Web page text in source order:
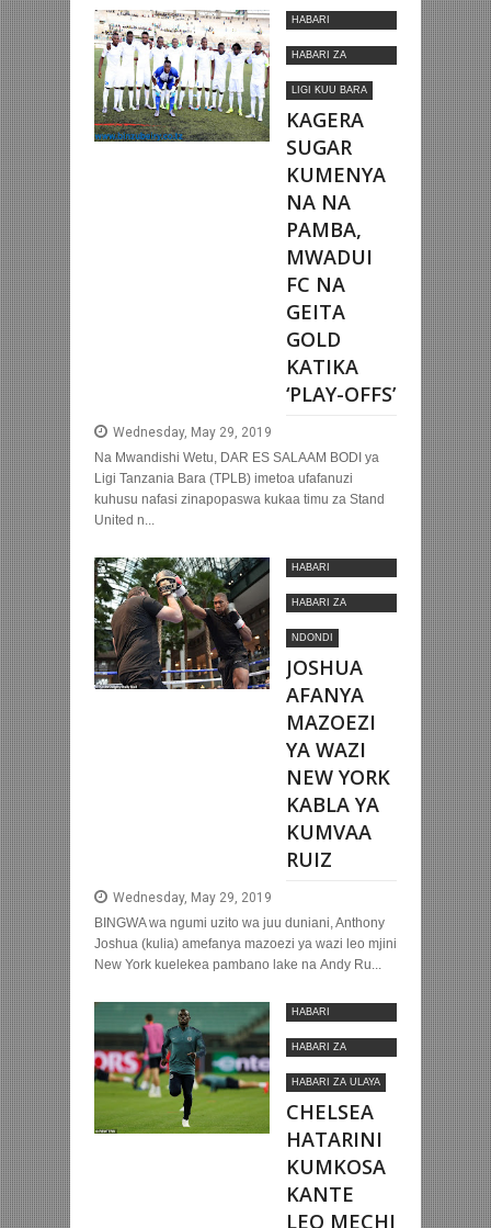
HABARI
HABARI ZA
LIGI KUU BARA
KAGERA
SUGAR
KUMENYA
NA NA
PAMBA,
MWADUI
FC NA
GEITA
GOLD
KATIKA
‘PLAY-OFFS’
Wednesday, May 29, 2019
Na Mwandishi Wetu, DAR ES SALAAM BODI ya
Ligi Tanzania Bara (TPLB) imetoa ufafanuzi
kuhusu nafasi zinapopaswa kukaa timu za Stand
United n...
HABARI
HABARI ZA
NDONDI
JOSHUA
AFANYA
MAZOEZI
YA WAZI
NEW YORK
KABLA YA
KUMVAA
RUIZ
Wednesday, May 29, 2019
BINGWA wa ngumi uzito wa juu duniani, Anthony
Joshua (kulia) amefanya mazoezi ya wazi leo mjini
New York kuelekea pambano lake na Andy Ru...
HABARI
HABARI ZA
HABARI ZA ULAYA
CHELSEA
HATARINI
KUMKOSA
KANTE
LEO MECHI